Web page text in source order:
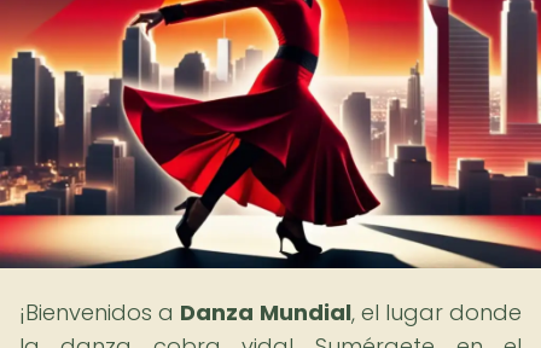
¡Bienvenidos a Danza Mundial, el lugar donde